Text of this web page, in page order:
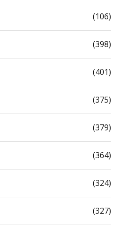
(106)
(398)
(401)
(375)
(379)
(364)
(324)
(327)